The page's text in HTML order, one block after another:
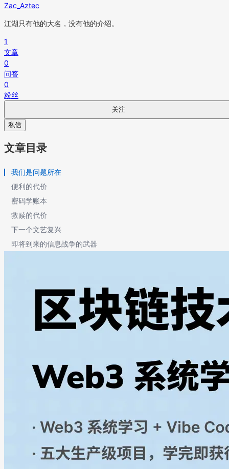
Zac_Aztec
江湖只有他的大名，没有他的介绍。
1
文章
0
问答
0
粉丝
关注
私信
文章目录
我们是问题所在
便利的代价
密码学账本
救赎的代价
下一个文艺复兴
即将到来的信息战争的武器